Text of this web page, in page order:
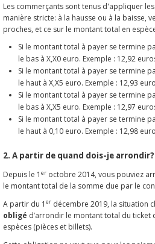
Les commerçants sont tenus d'appliquer
manière stricte: à la hausse ou à la baisse,
proches, et ce sur le montant total en
Si le montant total à payer se termine
le bas à X,X0 euro. Exemple : 12,92
Si le montant total à payer se termine
le haut à X,X5 euro. Exemple : 12,93
Si le montant total à payer se termine
le bas à X,X5 euro. Exemple : 12,97
Si le montant total à payer se termine
le haut à 0,10 euro. Exemple : 12,98
2. A partir de quand dois-je arrondir?
Depuis le 1 er octobre 2014, vous pouviez
le montant total de la somme due par le
A partir du 1 er décembre 2019, la situation
obligé d’arrondir le montant total du ticket
espèces (pièces et billets).